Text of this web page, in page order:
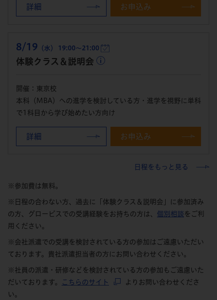
詳細 お申込み
8/19 （水） 19:00～21:00
体験クラス＆説明会
開催：東京校
本科（MBA）への進学を検討している方・進学を視野に単科
で1科目から学び始めたい方向け
詳細 お申込み
日程をもっと見る
※参加費は無料。
※日程の合わない方、過去に「体験クラス＆説明会」に参加済み
の方、グロービスでの受講経験をお持ちの方は、 個別相談 をご利
用ください。
※会社派遣での受講を検討されている方の参加はご遠慮いただい
ております。貴社派遣担当者の方にお問い合わせください。
※社員の派遣・研修などを検討されている方の参加もご遠慮いた
だいております。
こちらのサイト
よりお問い合わせくださ
い。